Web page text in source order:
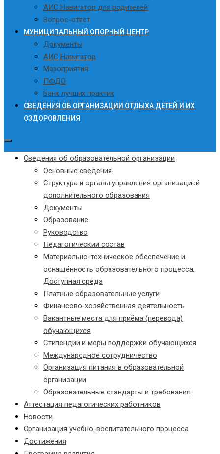
АИС Навигатор для родителей
Вопрос-ответ
МУНИЦИПАЛЬНЫЙ ОПОРНЫЙ ЦЕНТР
Документы
АИС Навигатор
Мероприятия
ПФДО
Банк лучших практик
СВЕДЕНИЯ ОБ ОРГАНИЗАЦИИ ОТДЫХА ДЕТЕЙ И ИХ
ОЗДОРОВЛЕНИЯ
Сведения об образовательной организации
Основные сведения
Структура и органы управления организацией
дополнительного образования
Документы
Образование
Руководство
Педагогический состав
Материально-техническое обеспечение и
оснащённость образовательного процесса.
Доступная среда
Платные образовательные услуги
Финансово-хозяйственная деятельность
Вакантные места для приёма (перевода)
обучающихся
Стипендии и меры поддержки обучающихся
Международное сотрудничество
Организация питания в образовательной
организации
Образовательные стандарты и требования
Аттестация педагогических работников
Новости
Организация учебно-воспитательного процесса
Достижения